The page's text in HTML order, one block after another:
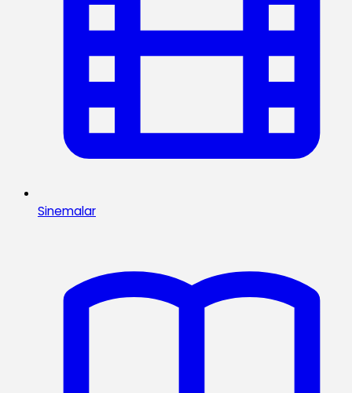
Sinemalar